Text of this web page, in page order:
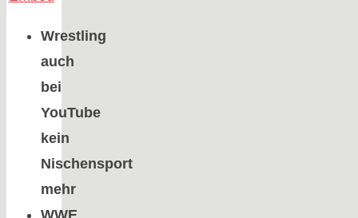
Wrestling
auch
bei
YouTube
kein
Nischensport
mehr